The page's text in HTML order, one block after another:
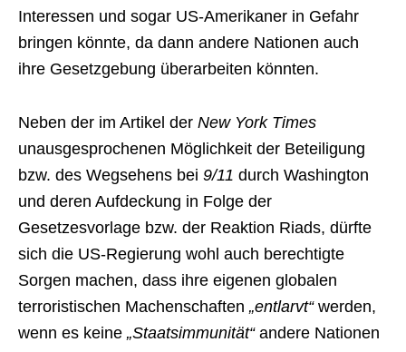
Interessen und sogar US-Amerikaner in Gefahr
bringen könnte, da dann andere Nationen auch
ihre Gesetzgebung überarbeiten könnten.
Neben der im Artikel der New York Times
unausgesprochenen Möglichkeit der Beteiligung
bzw. des Wegsehens bei 9/11 durch Washington
und deren Aufdeckung in Folge der
Gesetzesvorlage bzw. der Reaktion Riads, dürfte
sich die US-Regierung wohl auch berechtigte
Sorgen machen, dass ihre eigenen globalen
terroristischen Machenschaften „entlarvt“werden,
wenn es keine „Staatsimmunität“andere Nationen